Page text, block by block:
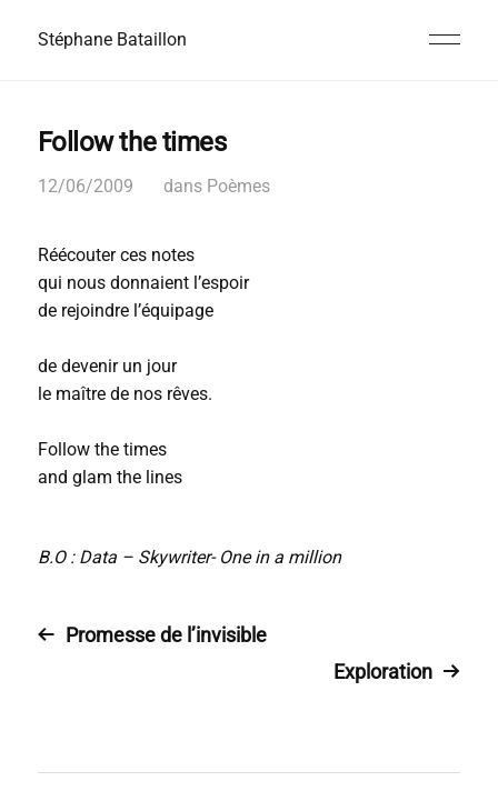
Stéphane Bataillon
Follow the times
12/06/2009 dans Poèmes
Réécouter ces notes
qui nous donnaient l’espoir
de rejoindre l’équipage
de devenir un jour
le maître de nos rêves.
Follow the times
and glam the lines
B.O : Data – Skywriter- One in a million
Promesse de l’invisible
Exploration